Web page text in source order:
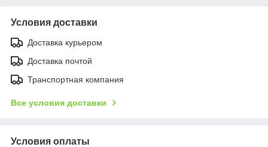
Условия доставки
Доставка курьером
Доставка почтой
Транспортная компания
Все условия доставки
Условия оплаты